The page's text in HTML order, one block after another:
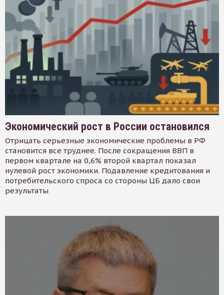
Экономический рост в России остановился
Отрицать серьезные экономические проблемы в РФ
становится все труднее. После сокращения ВВП в
первом квартале на 0,6% второй квартал показал
нулевой рост экономики. Подавление кредитования и
потребительского спроса со стороны ЦБ дало свои
результаты